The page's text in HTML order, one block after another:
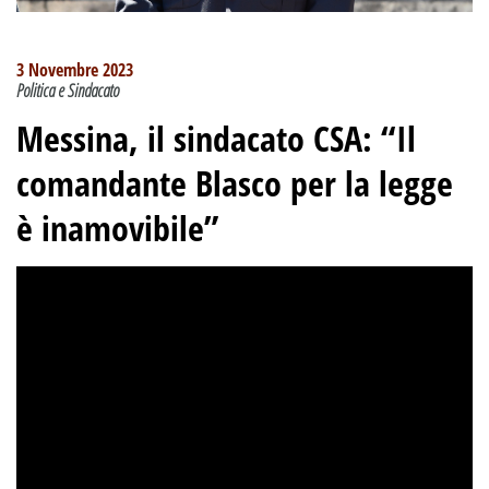
3 Novembre 2023
Politica e Sindacato
Messina, il sindacato CSA: “Il
comandante Blasco per la legge
è inamovibile”